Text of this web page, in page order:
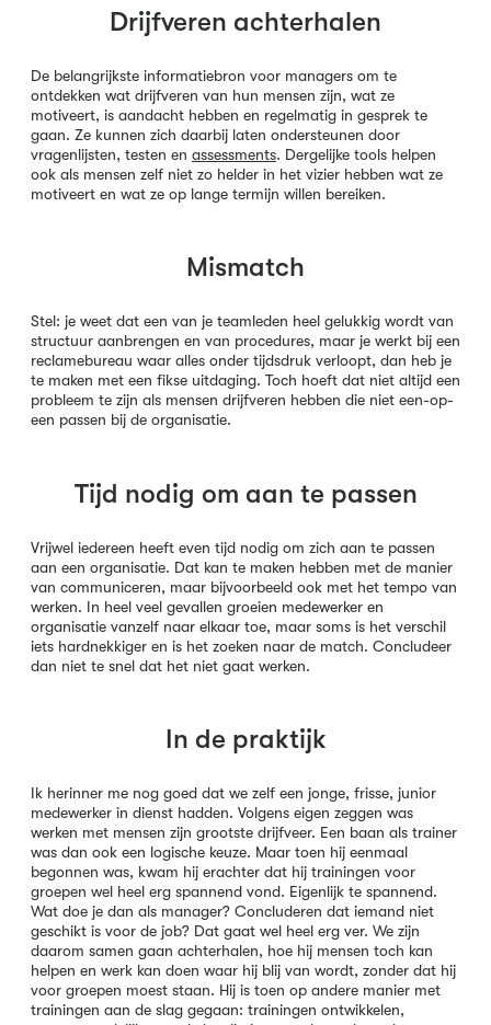
Drijfveren achterhalen
De belangrijkste informatiebron voor managers om te
ontdekken wat drijfveren van hun mensen zijn, wat ze
motiveert, is aandacht hebben en regelmatig in gesprek te
gaan. Ze kunnen zich daarbij laten ondersteunen door
vragenlijsten, testen en assessments. Dergelijke tools helpen
ook als mensen zelf niet zo helder in het vizier hebben wat ze
motiveert en wat ze op lange termijn willen bereiken.
Mismatch
Stel: je weet dat een van je teamleden heel gelukkig wordt van
structuur aanbrengen en van procedures, maar je werkt bij een
reclamebureau waar alles onder tijdsdruk verloopt, dan heb je
te maken met een fikse uitdaging. Toch hoeft dat niet altijd een
probleem te zijn als mensen drijfveren hebben die niet een-op-
een passen bij de organisatie.
Tijd nodig om aan te passen
Vrijwel iedereen heeft even tijd nodig om zich aan te passen
aan een organisatie. Dat kan te maken hebben met de manier
van communiceren, maar bijvoorbeeld ook met het tempo van
werken. In heel veel gevallen groeien medewerker en
organisatie vanzelf naar elkaar toe, maar soms is het verschil
iets hardnekkiger en is het zoeken naar de match. Concludeer
dan niet te snel dat het niet gaat werken.
In de praktijk
Ik herinner me nog goed dat we zelf een jonge, frisse, junior
medewerker in dienst hadden. Volgens eigen zeggen was
werken met mensen zijn grootste drijfveer. Een baan als trainer
was dan ook een logische keuze. Maar toen hij eenmaal
begonnen was, kwam hij erachter dat hij trainingen voor
groepen wel heel erg spannend vond. Eigenlijk te spannend.
Wat doe je dan als manager? Concluderen dat iemand niet
geschikt is voor de job? Dat gaat wel heel erg ver. We zijn
daarom samen gaan achterhalen, hoe hij mensen toch kan
helpen en werk kan doen waar hij blij van wordt, zonder dat hij
voor groepen moest staan. Hij is toen op andere manier met
trainingen aan de slag gegaan: trainingen ontwikkelen,